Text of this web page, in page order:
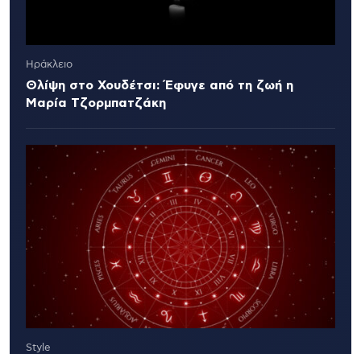
Ηράκλειο
Θλίψη στο Χουδέτσι: Έφυγε από τη ζωή η
Μαρία Τζορμπατζάκη
Style